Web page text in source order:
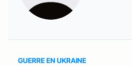
GUERRE EN UKRAINE